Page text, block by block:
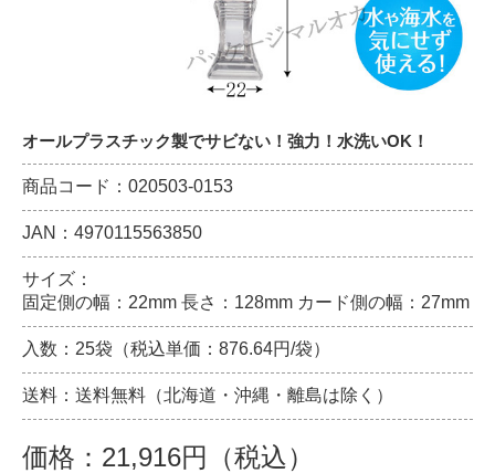
オールプラスチック製でサビない！強力！水洗いOK！
商品コード：020503-0153
JAN：4970115563850
サイズ：
固定側の幅：22mm 長さ：128mm カード側の幅：27mm
入数：25袋（税込単価：876.64円/袋）
送料：送料無料（北海道・沖縄・離島は除く）
価格：21,916円（税込）